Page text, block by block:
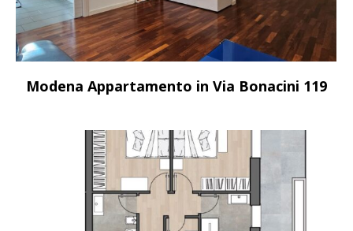
Modena Appartamento in Via Bonacini 119